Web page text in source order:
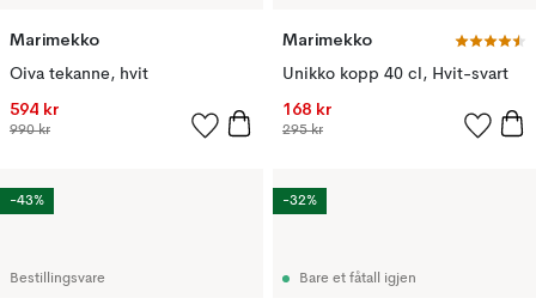
Marimekko
Oiva tekanne, hvit
594 kr
990 kr
Marimekko
Unikko kopp 40 cl, Hvit-svart
168 kr
295 kr
Bestillingsvare
-43%
Bare et fåtall igjen
-32%